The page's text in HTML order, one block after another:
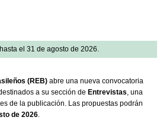
el 31 de agosto de 2026.
(REB) abre una nueva convocatoria
a su sección de Entrevistas, una
de la publicación. Las propuestas podrán
de 2026.